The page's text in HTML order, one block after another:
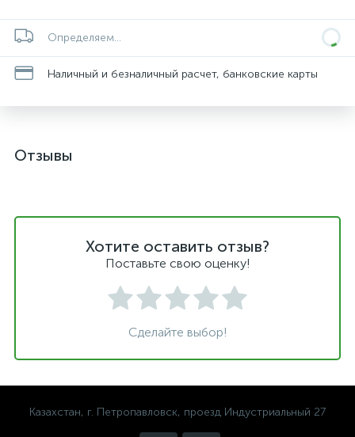
Определяем...
Наличный и безналичный расчет, банковские карты
Отзывы
Хотите оставить отзыв?
Поставьте свою оценку!
Сделайте выбор!
Казахстан, г. Петропавловск, проезд Индустриальный 27